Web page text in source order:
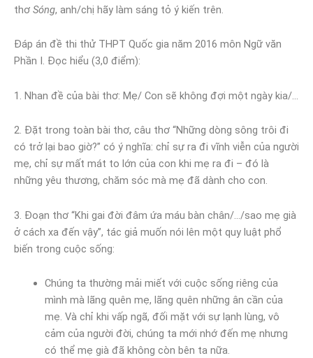
thơ Sóng, anh/chị hãy làm sáng tỏ ý kiến trên.
Đáp án đề thi thử THPT Quốc gia năm 2016 môn Ngữ văn
Phần I. Đọc hiểu (3,0 điểm):
1. Nhan đề của bài thơ: Mẹ/ Con sẽ không đợi một ngày kia/…
2. Đặt trong toàn bài thơ, câu thơ “Những dòng sông trôi đi
có trở lại bao giờ?” có ý nghĩa: chỉ sự ra đi vĩnh viễn của người
mẹ, chỉ sự mất mát to lớn của con khi mẹ ra đi – đó là
những yêu thương, chăm sóc mà mẹ đã dành cho con.
3. Đoạn thơ “Khi gai đời đâm ứa máu bàn chân/…/sao mẹ già
ở cách xa đến vậy”, tác giả muốn nói lên một quy luật phổ
biến trong cuộc sống:
Chúng ta thường mải miết với cuộc sống riêng của
mình mà lãng quên mẹ, lãng quên những ân cần của
mẹ. Và chỉ khi vấp ngã, đối mặt với sự lạnh lùng, vô
cảm của người đời, chúng ta mới nhớ đến mẹ nhưng
có thể mẹ già đã không còn bên ta nữa.